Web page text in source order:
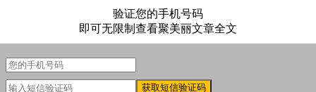
验证您的手机号码
即可无限制查看聚美丽文章全文
获取短信验证码